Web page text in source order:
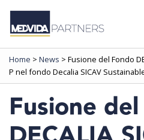
Home > News > Fusione del Fondo
P nel fondo Decalia SICAV
Fusione